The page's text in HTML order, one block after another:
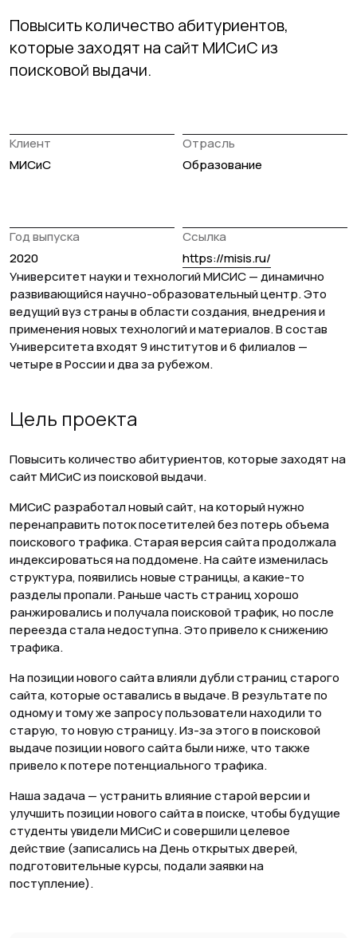
Повысить количество абитуриентов,
которые заходят на сайт МИСиС из
поисковой выдачи.
Клиент
МИСиС
Отрасль
Образование
Год выпуска
2020
Ссылка
https://misis.ru/
Университет науки и технологий МИСИС — динамично
развивающийся научно-образовательный центр. Это
ведущий вуз страны в области создания, внедрения и
применения новых технологий и материалов. В состав
Университета входят 9 институтов и 6 филиалов —
четыре в России и два за рубежом.
Цель проекта
Повысить количество абитуриентов, которые заходят на
сайт МИСиС из поисковой выдачи.
МИСиС разработал новый сайт, на который нужно
перенаправить поток посетителей без потерь объема
поискового трафика. Старая версия сайта продолжала
индексироваться на поддомене. На сайте изменилась
структура, появились новые страницы, а какие-то
разделы пропали. Раньше часть страниц хорошо
ранжировались и получала поисковой трафик, но после
переезда стала недоступна. Это привело к снижению
трафика.
На позиции нового сайта влияли дубли страниц старого
сайта, которые оставались в выдаче. В результате по
одному и тому же запросу пользователи находили то
старую, то новую страницу. Из-за этого в поисковой
выдаче позиции нового сайта были ниже, что также
привело к потере потенциального трафика.
Наша задача — устранить влияние старой версии и
улучшить позиции нового сайта в поиске, чтобы будущие
студенты увидели МИСиС и совершили целевое
действие (записались на День открытых дверей,
подготовительные курсы, подали заявки на
поступление).